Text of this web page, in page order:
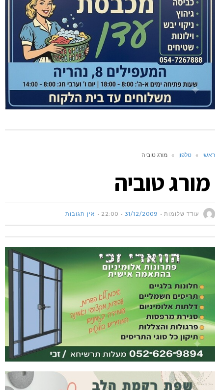
ראשי » טלפון » מורג טוביה
מורג טוביה
עודד שלומות 31/12/2009
22:00 אין תגובות